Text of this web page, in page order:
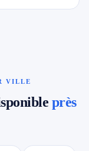
VILLE
près